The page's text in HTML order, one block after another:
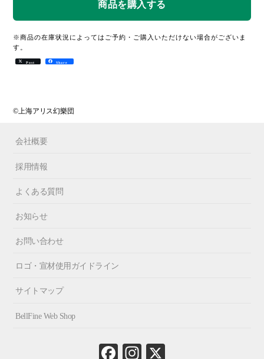
※商品の在庫状況によってはご予約・ご購入いただけない場合がございま
す。
Post Share
©上海アリス幻樂団
会社概要
採用情報
よくある質問
お知らせ
お問い合わせ
ロゴ・宣材使用ガイドライン
サイトマップ
BellFine Web Shop
Fa In